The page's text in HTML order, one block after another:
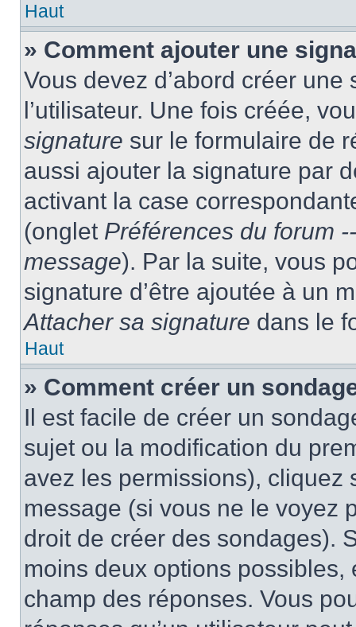
Haut
» Comment ajouter une
Vous devez d’abord créer
l’utilisateur. Une fois créée,
signature sur le formulaire de
aussi ajouter la signature par
activant la case
(onglet Préférences du forum
message). Par la suite, vous
signature d’être ajoutée à un
Attacher sa signature dans le
Haut
» Comment créer un
Il est facile de créer un
sujet ou la modification du
avez les permissions), cliquez
message (si vous ne le voyez
droit de créer des sondages).
moins deux options
champ des réponses. Vous